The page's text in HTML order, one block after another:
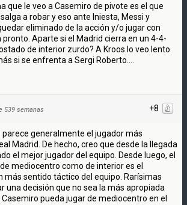
que le veo a Casemiro de pivote es el que
a robar y eso ante Iniesta, Messi y
eliminado de la acción y/o jugar con
Aparte si el Madrid cierra en un 4-4-
de interior zurdo? A Kroos lo veo lento
si se enfrenta a Sergi Roberto....
+8
539 semanas
parece generalmente el jugador más
Madrid. De hecho, creo que desde la llegada
el mejor jugador del equipo. Desde luego, el
mediocentro como de interior es el
más sentido táctico del equipo. Rarísimas
una decisión que no sea la más apropiada
pueda jugar de mediocentro en el